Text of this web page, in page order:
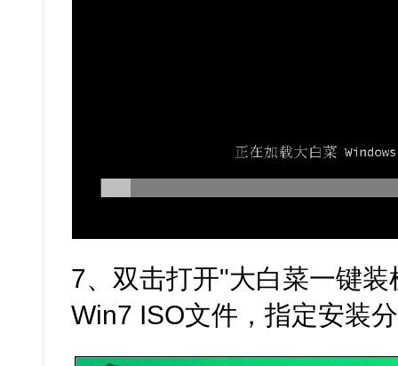
7、双击打开"大白菜一键
Win7 ISO文件，指定安装